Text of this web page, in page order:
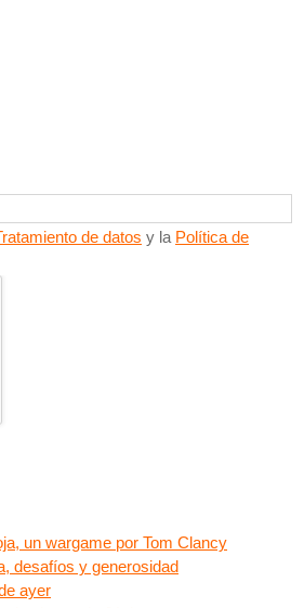
de datos y la Política de
un wargame por Tom Clancy
desafíos y generosidad
ayer